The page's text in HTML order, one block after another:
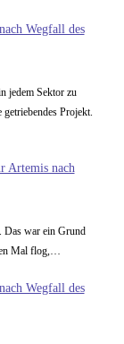
Wegfall des
jedem Sektor zu
Projekt.
Artemis nach
Das war ein Grund
Mal flog,…
Wegfall des